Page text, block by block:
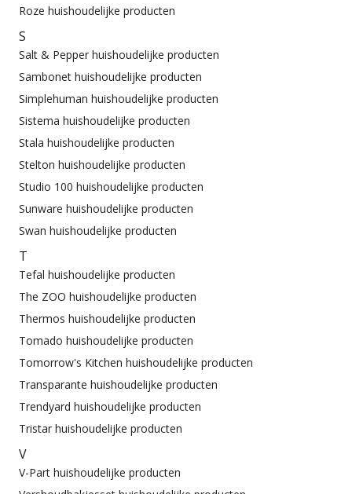
Roze huishoudelijke producten
S
Salt & Pepper huishoudelijke producten
Sambonet huishoudelijke producten
Simplehuman huishoudelijke producten
Sistema huishoudelijke producten
Stala huishoudelijke producten
Stelton huishoudelijke producten
Studio 100 huishoudelijke producten
Sunware huishoudelijke producten
Swan huishoudelijke producten
T
Tefal huishoudelijke producten
The ZOO huishoudelijke producten
Thermos huishoudelijke producten
Tomado huishoudelijke producten
Tomorrow's Kitchen huishoudelijke producten
Transparante huishoudelijke producten
Trendyard huishoudelijke producten
Tristar huishoudelijke producten
V
V-Part huishoudelijke producten